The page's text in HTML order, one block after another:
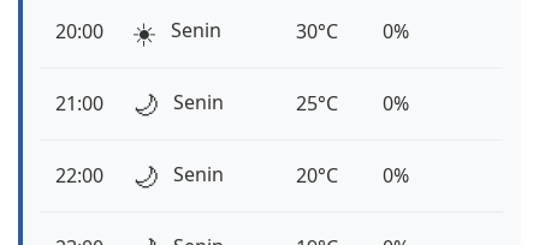
20:00 ☀️ Senin 30°C 0%
21:00 🌙 Senin 25°C 0%
22:00 🌙 Senin 20°C 0%